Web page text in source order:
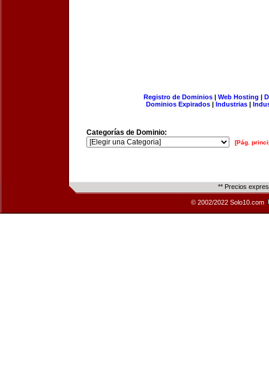
Registro de Dominios| Web Hosting |
Dominios Expirados | Industrias |
Categorías de Dominio:
[Pág.
** Precios
© 2002/2022 Solo10.com